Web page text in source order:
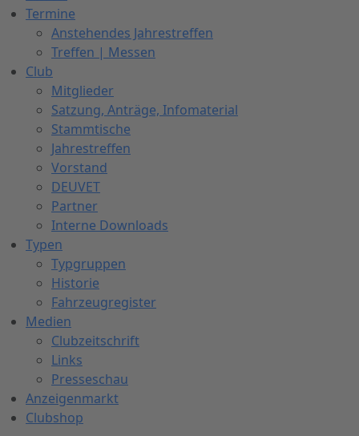
Termine
Anstehendes Jahrestreffen
Treffen | Messen
Club
Mitglieder
Satzung, Anträge, Infomaterial
Stammtische
Jahrestreffen
Vorstand
DEUVET
Partner
Interne Downloads
Typen
Typgruppen
Historie
Fahrzeugregister
Medien
Clubzeitschrift
Links
Presseschau
Anzeigenmarkt
Clubshop